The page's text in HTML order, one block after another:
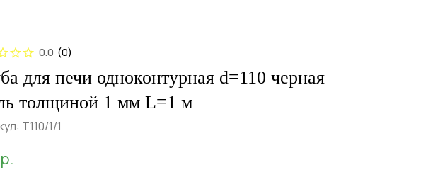
0.0 (0)
для печи одноконтурная d=110 черная
толщиной 1 мм L=1 м
Т110/1/1
р.